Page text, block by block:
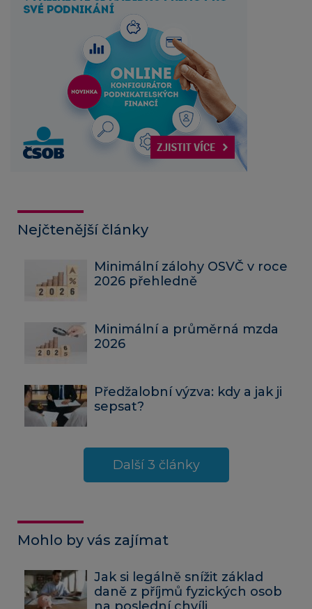
Nejčtenější články
Minimální zálohy OSVČ v roce
2026 přehledně
Minimální a průměrná mzda
2026
Předžalobní výzva: kdy a jak ji
sepsat?
Další 3 články
Mohlo by vás zajímat
Jak si legálně snížit základ
daně z příjmů fyzických osob